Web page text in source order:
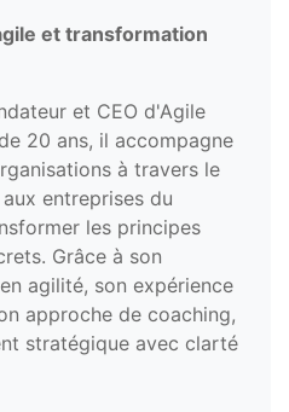
et transformation
et CEO d'Agile
20 ans, il accompagne
à travers le
entreprises du
les principes
Grâce à son
agilité, son expérience
approche de coaching,
stratégique avec clarté